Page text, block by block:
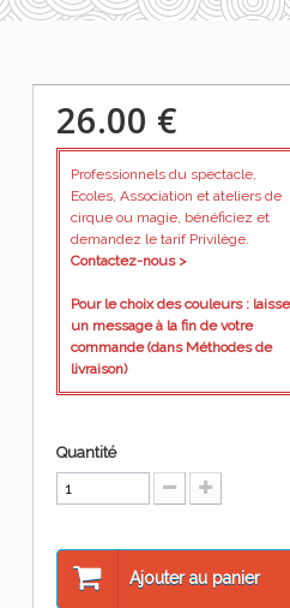
26.00 €
Professionnels du spectacle,
Ecoles, Association et ateliers de
cirque ou magie, bénéficiez et
demandez le tarif Privilège.
Contactez-nous >
Pour le choix des couleurs :
un message à la fin de votre
commande (dans Méthodes de
livraison)
Quantité
Ajouter au panier